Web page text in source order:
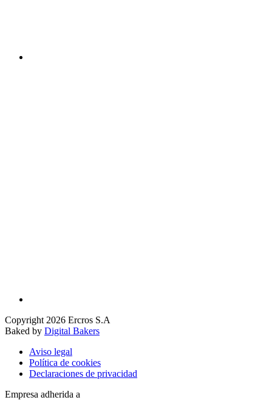
Copyright 2026 Ercros S.A
Baked by Digital Bakers
Aviso legal
Política de cookies
Declaraciones de privacidad
Empresa adherida a